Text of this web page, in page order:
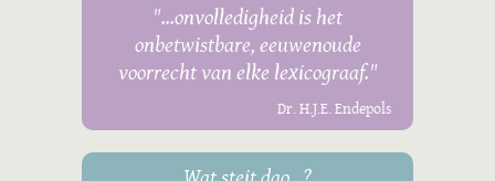
"...onvolledigheid is het
onbetwistbare, eeuwenoude
voorrecht van elke lexicograaf."
Dr. H.J.E. Endepols